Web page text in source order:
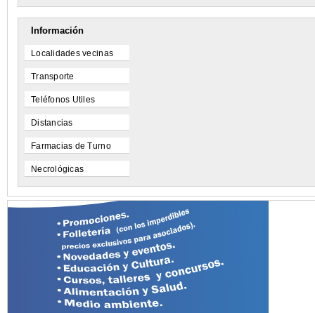
Información
Localidades vecinas
Transporte
Teléfonos Utiles
Distancias
Farmacias de Turno
Necrológicas